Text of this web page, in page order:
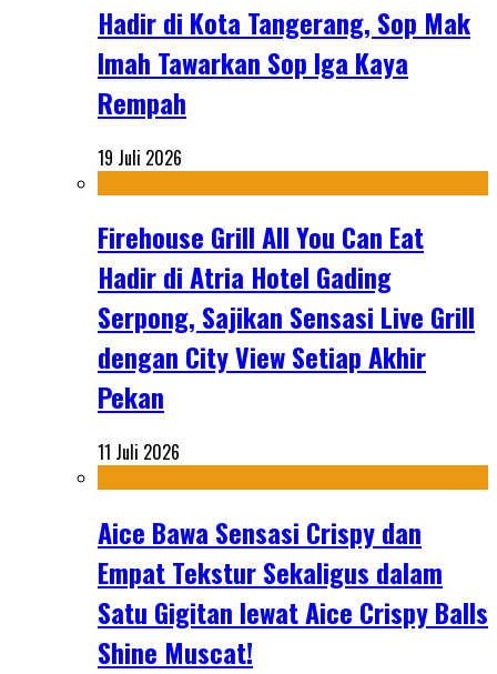
Hadir di Kota Tangerang, Sop Mak
Imah Tawarkan Sop Iga Kaya
Rempah
19 Juli 2026
Firehouse Grill All You Can Eat
Hadir di Atria Hotel Gading
Serpong, Sajikan Sensasi Live Grill
dengan City View Setiap Akhir
Pekan
11 Juli 2026
Aice Bawa Sensasi Crispy dan
Empat Tekstur Sekaligus dalam
Satu Gigitan lewat Aice Crispy Balls
Shine Muscat!